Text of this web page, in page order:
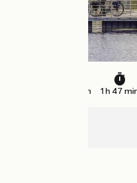
26 km 1 h 47